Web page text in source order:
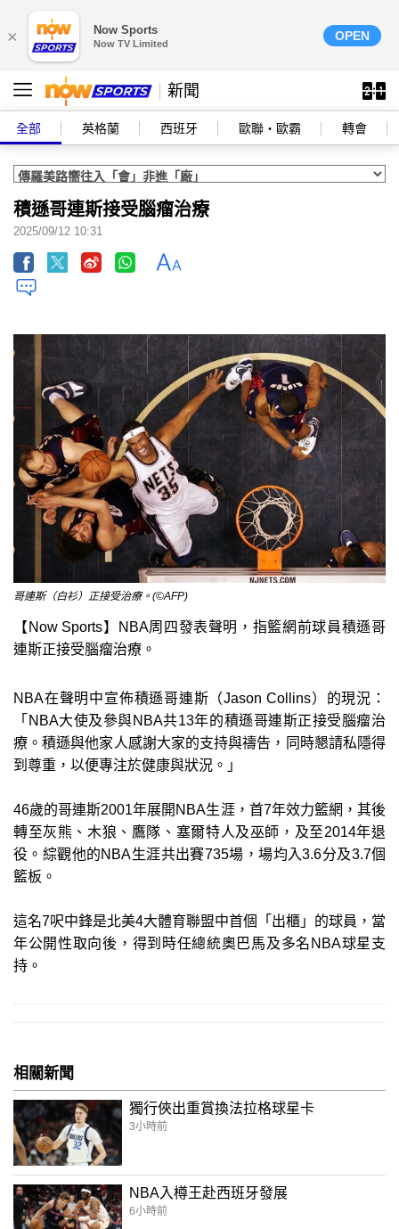
× Now Sports
Now TV Limited
OPEN
新聞
全部 英格蘭 西班牙 歐聯‧歐霸 轉會
積遜哥連斯接受腦瘤治療
2025/09/12 10:31
哥連斯（白衫）正接受治療。(©AFP)
【Now Sports】NBA周四發表聲明，指籃網前球員積遜哥
連斯正接受腦瘤治療。
NBA在聲明中宣佈積遜哥連斯（Jason Collins）的現況：
「NBA大使及參與NBA共13年的積遜哥連斯正接受腦瘤治
療。積遜與他家人感謝大家的支持與禱告，同時懇請私隱得
到尊重，以便專注於健康與狀況。」
46歲的哥連斯2001年展開NBA生涯，首7年效力籃網，其後
轉至灰熊、木狼、鷹隊、塞爾特人及巫師，及至2014年退
役。綜觀他的NBA生涯共出賽735場，場均入3.6分及3.7個
籃板。
這名7呎中鋒是北美4大體育聯盟中首個「出櫃」的球員，當
年公開性取向後，得到時任總統奧巴馬及多名NBA球星支
持。
相關新聞
獨行俠出重賞換法拉格球星卡
3小時前
NBA入樽王赴西班牙發展
6小時前